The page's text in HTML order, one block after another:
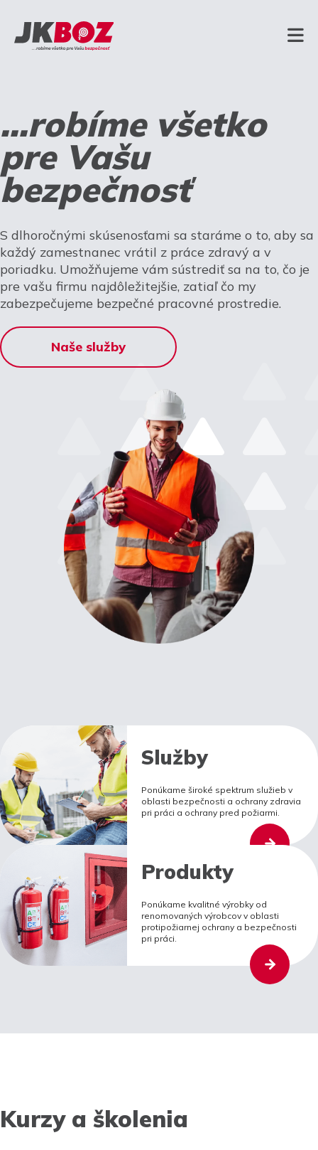
...robíme všetko
pre Vašu
bezpečnosť
S dlhoročnými skúsenosťami sa staráme o to, aby sa
každý zamestnanec vrátil z práce zdravý a v
poriadku. Umožňujeme vám sústrediť sa na to, čo je
pre vašu firmu najdôležitejšie, zatiaľ čo my
zabezpečujeme bezpečné pracovné prostredie.
Naše služby
Služby
Ponúkame široké spektrum služieb v
oblasti bezpečnosti a ochrany zdravia
pri práci a ochrany pred požiarmi.
Produkty
Ponúkame kvalitné výrobky od
renomovaných výrobcov v oblasti
protipožiarnej ochrany a bezpečnosti
pri práci.
Kurzy a školenia